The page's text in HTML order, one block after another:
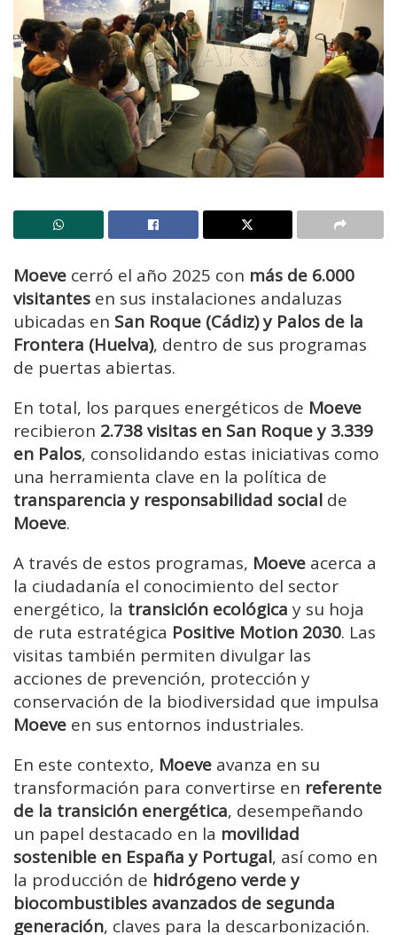
Moeve cerró el año 2025 con más de 6.000
visitantes en sus instalaciones andaluzas
ubicadas en San Roque (Cádiz) y Palos de la
Frontera (Huelva), dentro de sus programas
de puertas abiertas.
En total, los parques energéticos de Moeve
recibieron 2.738 visitas en San Roque y 3.339
en Palos, consolidando estas iniciativas como
una herramienta clave en la política de
transparencia y responsabilidad social de
Moeve.
A través de estos programas, Moeve acerca a
la ciudadanía el conocimiento del sector
energético, la transición ecológica y su hoja
de ruta estratégica Positive Motion 2030. Las
visitas también permiten divulgar las
acciones de prevención, protección y
conservación de la biodiversidad que impulsa
Moeve en sus entornos industriales.
En este contexto, Moeve avanza en su
transformación para convertirse en referente
de la transición energética, desempeñando
un papel destacado en la movilidad
sostenible en España y Portugal, así como en
la producción de hidrógeno verde y
biocombustibles avanzados de segunda
generación, claves para la descarbonización.